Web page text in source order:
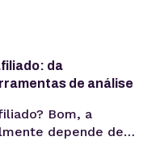
da
de análise
Bom, a
depende de